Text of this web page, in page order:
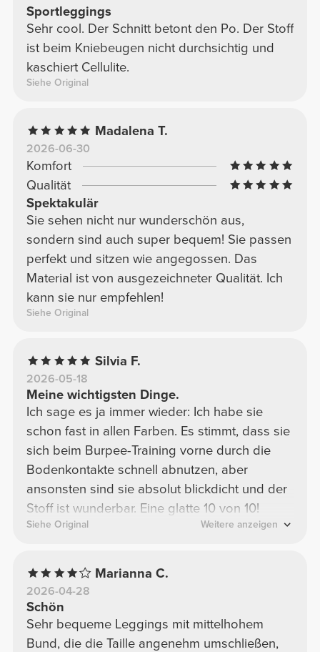
Sportleggings
Sehr cool. Der Schnitt betont den Po. Der Stoff
ist beim Kniebeugen nicht durchsichtig und
kaschiert Cellulite.
Siehe Original
Madalena T.
2026-06-30
Komfort
Qualität
Spektakulär
Sie sehen nicht nur wunderschön aus,
sondern sind auch super bequem! Sie passen
perfekt und sitzen wie angegossen. Das
Material ist von ausgezeichneter Qualität. Ich
kann sie nur empfehlen!
Siehe Original
Silvia F.
2026-05-18
Meine wichtigsten Dinge.
Ich sage es ja immer wieder: Ich habe sie
schon fast in allen Farben. Es stimmt, dass sie
sich beim Burpee-Training vorne durch die
Bodenkontakte schnell abnutzen, aber
ansonsten sind sie absolut blickdicht und der
Stoff ist wunderbar. Eine glatte 10 von 10!
Siehe Original Weitere anzeigen
Marianna C.
2026-04-28
Schön
Sehr bequeme Leggings mit mittelhohem
Bund, die die Taille angenehm umschließen,